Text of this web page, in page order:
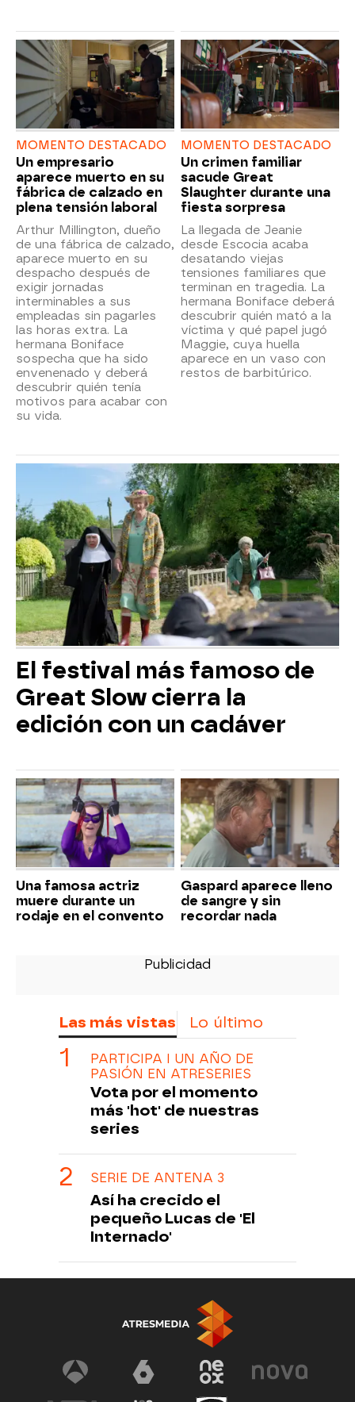
MOMENTO DESTACADO
Un empresario
aparece muerto en su
fábrica de calzado en
plena tensión laboral
Arthur Millington, dueño
de una fábrica de calzado,
aparece muerto en su
despacho después de
exigir jornadas
interminables a sus
empleadas sin pagarles
las horas extra. La
hermana Boniface
sospecha que ha sido
envenenado y deberá
descubrir quién tenía
motivos para acabar con
su vida.
MOMENTO DESTACADO
Un crimen familiar
sacude Great
Slaughter durante una
fiesta sorpresa
La llegada de Jeanie
desde Escocia acaba
desatando viejas
tensiones familiares que
terminan en tragedia. La
hermana Boniface deberá
descubrir quién mató a la
víctima y qué papel jugó
Maggie, cuya huella
aparece en un vaso con
restos de barbitúrico.
El festival más famoso de
Great Slow cierra la
edición con un cadáver
Una famosa actriz
muere durante un
rodaje en el convento
Gaspard aparece lleno
de sangre y sin
recordar nada
Las más vistas Lo último
PARTICIPA I UN AÑO DE
PASIÓN EN ATRESERIES
Vota por el momento
más 'hot' de nuestras
series
SERIE DE ANTENA 3
Así ha crecido el
pequeño Lucas de 'El
Internado'